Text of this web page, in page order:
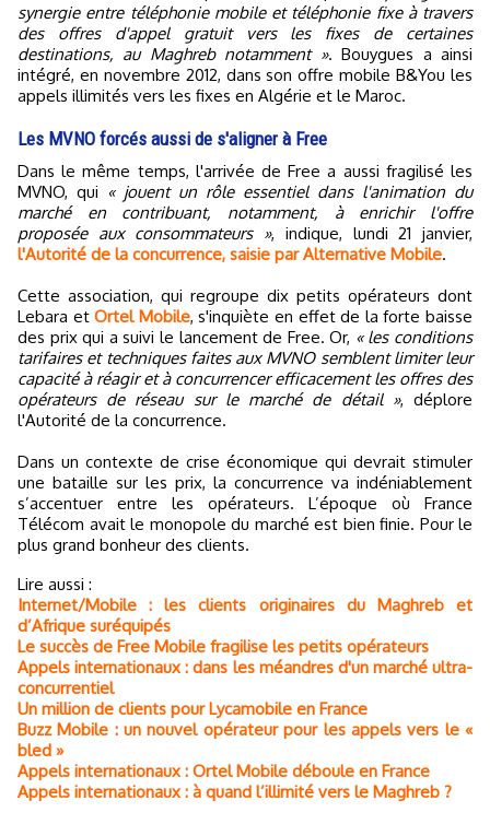
synergie entre téléphonie mobile et téléphonie fixe à travers
des offres d'appel gratuit vers les fixes de certaines
destinations, au Maghreb notamment ». Bouygues a ainsi
intégré, en novembre 2012, dans son offre mobile B&You les
appels illimités vers les fixes en Algérie et le Maroc.
Les MVNO forcés aussi de s'aligner à Free
Dans le même temps, l'arrivée de Free a aussi fragilisé les
MVNO, qui « jouent un rôle essentiel dans l'animation du
marché en contribuant, notamment, à enrichir l'offre
proposée aux consommateurs », indique, lundi 21 janvier,
l'Autorité de la concurrence, saisie par Alternative Mobile.
Cette association, qui regroupe dix petits opérateurs dont
Lebara etOrtel Mobile, s'inquiète en effet de la forte baisse
des prix qui a suivi le lancement de Free. Or, « les conditions
tarifaires et techniques faites aux MVNO semblent limiter leur
capacité à réagir et à concurrencer efficacement les offres des
opérateurs de réseau sur le marché de détail », déplore
l'Autorité de la concurrence.
Dans un contexte de crise économique qui devrait stimuler
une bataille sur les prix, la concurrence va indéniablement
s’accentuer entre les opérateurs. L’époque où France
Télécom avait le monopole du marché est bien finie. Pour le
plus grand bonheur des clients.
Lire aussi :
Internet/Mobile : les clients originaires du Maghreb et
d’Afrique suréquipés
Le succès de Free Mobile fragilise les petits opérateurs
Appels internationaux : dans les méandres d'un marché ultra-
concurrentiel
Un million de clients pour Lycamobile en France
Buzz Mobile : un nouvel opérateur pour les appels vers le «
bled »
Appels internationaux : Ortel Mobile déboule en France
Appels internationaux : à quand l’illimité vers le Maghreb ?